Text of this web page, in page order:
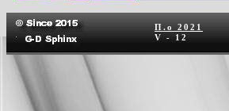
П.о
2021
V - 12